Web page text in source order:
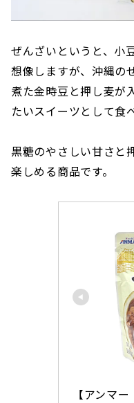
ぜんざいというと、小
想像しますが、沖縄の
煮た金時豆と押し麦が
たいスイーツとして食
黒糖のやさしい甘さと
楽しめる商品です。
【アンマ